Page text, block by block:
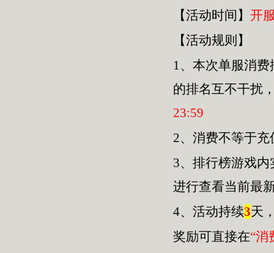
【活动时间】 开
【活动规则】
1、本次单服消费
的排名互不干扰
23:59
2、消费不等于
3、排行榜游戏
进行查看当前最
4、活动持续3天
奖励可直接在“消